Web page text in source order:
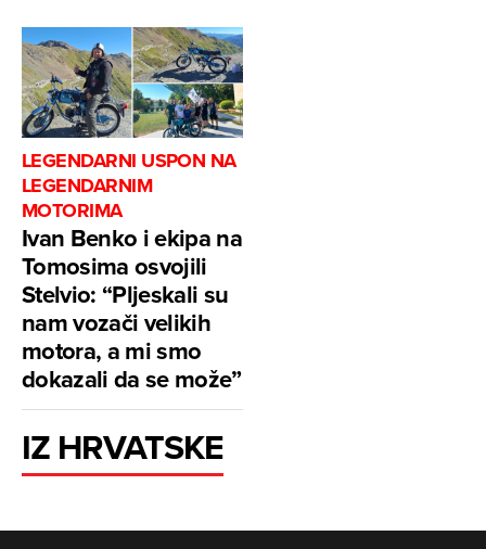
LEGENDARNI USPON NA
LEGENDARNIM
MOTORIMA
Ivan Benko i ekipa na
Tomosima osvojili
Stelvio: “Pljeskali su
nam vozači velikih
motora, a mi smo
dokazali da se može”
IZ HRVATSKE